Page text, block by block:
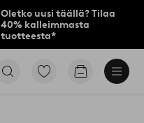
Oletko uusi täällä? Tilaa
40% kalleimmasta
tuotteesta*
Siirry
Siirry